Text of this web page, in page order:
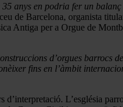
anys en podria fer un
de Barcelona, organista
Antiga per a Orgue de
d’orgues barrocs
fins en l’àmbit
L’església